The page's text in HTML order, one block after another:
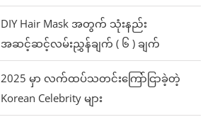
DIY Hair Mask အတွက် သုံးနည်း
အဆင့်ဆင့်လမ်းညွှန်ချက် ( ၆ ) ချက်
2025 မှာ လက်ထပ်သတင်းကြော်ငြာခဲ့တဲ့
Korean Celebrity များ